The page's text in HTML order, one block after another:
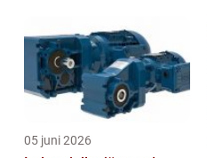
05 juni 2026